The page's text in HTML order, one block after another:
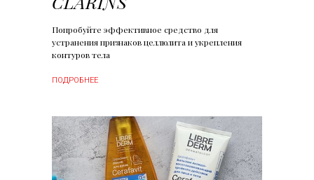
Попробуйте эффективное средство для
устранения признаков целлюлита и укрепления
контуров тела
ПОДРОБНЕЕ